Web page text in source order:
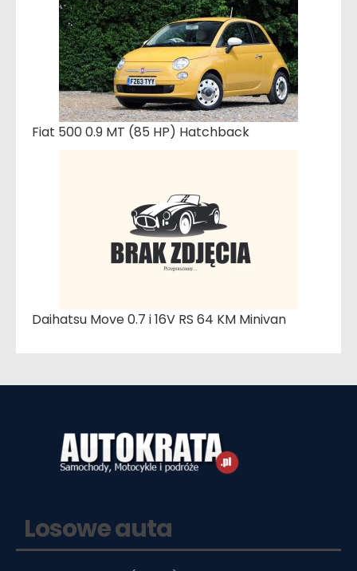
Fiat 500 0.9 MT (85 HP) Hatchback
Daihatsu Move 0.7 i 16V RS 64 KM Minivan
Losowe auta